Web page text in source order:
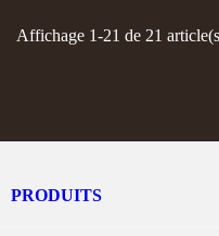
Affichage 1-21 de 21
PRODUITS